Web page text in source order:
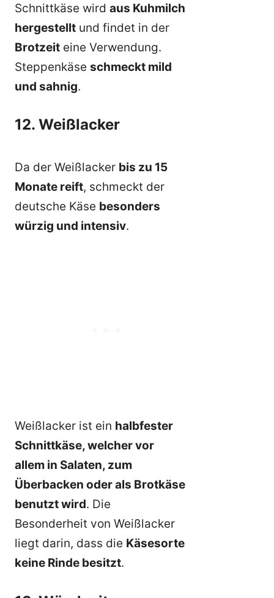
Schnittkäse wird aus Kuhmilch
hergestellt und findet in der
Brotzeit eine Verwendung.
Steppenkäse schmeckt mild
und sahnig.
12. Weißlacker
Da der Weißlacker bis zu 15
Monate reift, schmeckt der
deutsche Käse besonders
würzig und intensiv.
Weißlacker ist ein halbfester
Schnittkäse, welcher vor
allem in Salaten, zum
Überbacken oder als Brotkäse
benutzt wird. Die
Besonderheit von Weißlacker
liegt darin, dass die Käsesorte
keine Rinde besitzt.